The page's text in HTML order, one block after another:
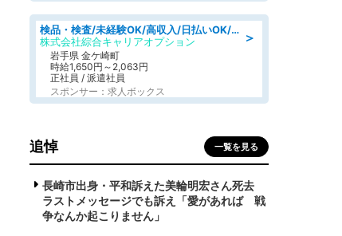
＞
検品・検査/未経験OK/高収入/日払いOK/交替制/20・30・40代活躍中
株式会社綜合キャリアオプション
岩手県 金ケ崎町
時給1,650円～2,063円
正社員 / 派遣社員
スポンサー：求人ボックス
追悼 一覧を見る
長崎市出身・平和訴えた美輪明宏さん死去
ラストメッセージでも訴え「愛があれば 戦
争なんか起こりません」